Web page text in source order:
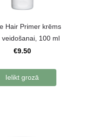
Hair Primer krēms
veidošanai, 100 ml
€9.50
Ielikt grozā